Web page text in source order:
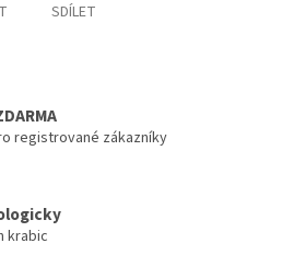
SDÍLET
registrované zákazníky
krabic